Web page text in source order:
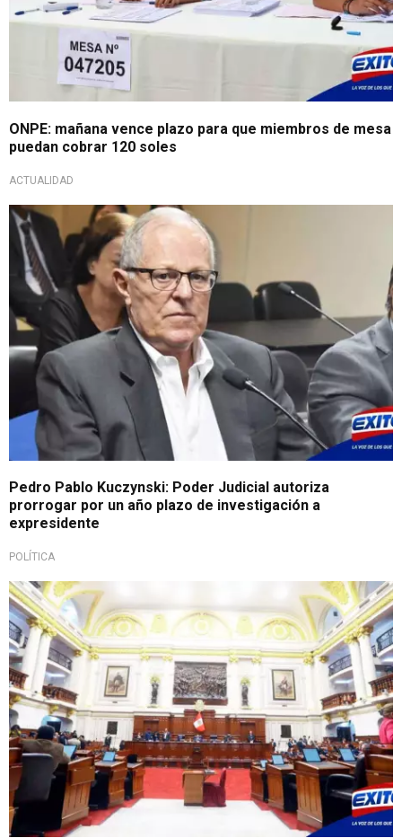
ONPE: mañana vence plazo para que miembros de mesa
puedan cobrar 120 soles
ACTUALIDAD
Pedro Pablo Kuczynski: Poder Judicial autoriza
prorrogar por un año plazo de investigación a
expresidente
POLÍTICA